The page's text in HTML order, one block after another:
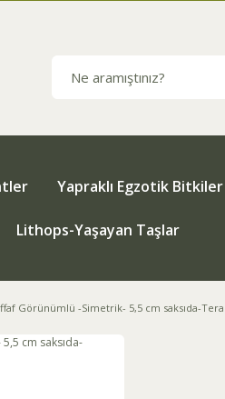
Yapraklı Egzotik Bitkiler
Lithops-Yaşayan Taşlar
Görünümlü -Simetrik- 5,5 cm saksıda-